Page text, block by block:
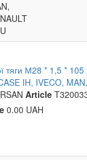
тяги М28 * 1,5 * 105
IH, IVECO,
Article
0.00 UAH